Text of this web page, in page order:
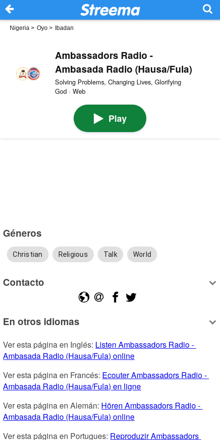
Nigeria > Oyo > Ibadan
Ambassadors Radio -
Ambasada Radio (Hausa/Fula)
Solving Problems, Changing Lives, Glorifying
God · Web
Play
Géneros
Christian Religious Talk World
Contacto
En otros idiomas
Ver esta página en Inglés: Listen Ambassadors Radio -
Ambasada Radio (Hausa/Fula) online
Ver esta página en Francés: Ecouter Ambassadors Radio -
Ambasada Radio (Hausa/Fula) en ligne
Ver esta página en Alemán: Hören Ambassadors Radio -
Ambasada Radio (Hausa/Fula) online
Ver esta página en Portugues: Reproduzir Ambassadors